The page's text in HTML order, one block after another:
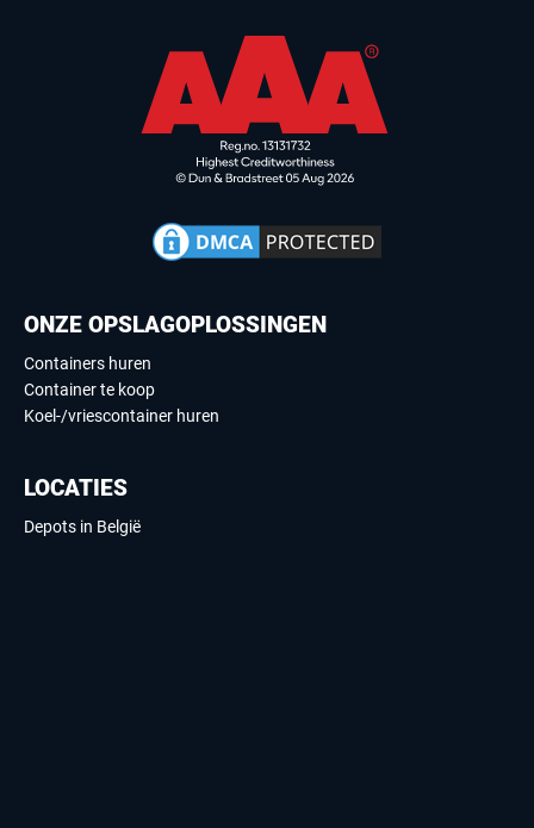
ONZE OPSLAGOPLOSSINGEN
Containers huren
Container te koop
Koel-/vriescontainer huren
LOCATIES
Depots in België